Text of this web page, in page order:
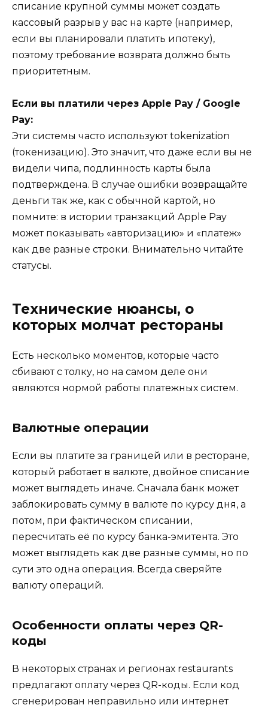
списание крупной суммы может создать
кассовый разрыв у вас на карте (например,
если вы планировали платить ипотеку),
поэтому требование возврата должно быть
приоритетным.
Если вы платили через Apple Pay / Google
Pay:
Эти системы часто используют tokenization
(токенизацию). Это значит, что даже если вы не
видели чипа, подлинность карты была
подтверждена. В случае ошибки возвращайте
деньги так же, как с обычной картой, но
помните: в истории транзакций Apple Pay
может показывать «авторизацию» и «платеж»
как две разные строки. Внимательно читайте
статусы.
Технические нюансы, о
которых молчат рестораны
Есть несколько моментов, которые часто
сбивают с толку, но на самом деле они
являются нормой работы платежных систем.
Валютные операции
Если вы платите за границей или в ресторане,
который работает в валюте, двойное списание
может выглядеть иначе. Сначала банк может
заблокировать сумму в валюте по курсу дня, а
потом, при фактическом списании,
пересчитать её по курсу банка-эмитента. Это
может выглядеть как две разные суммы, но по
сути это одна операция. Всегда сверяйте
валюту операций.
Особенности оплаты через QR-
коды
В некоторых странах и регионах restaurants
предлагают оплату через QR-коды. Если код
сгенерирован неправильно или интернет